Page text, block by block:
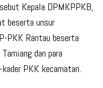
Kepala DPMKPPKB,
beserta unsur
PKK Rantau beserta
dan para
kader PKK kecamatan.